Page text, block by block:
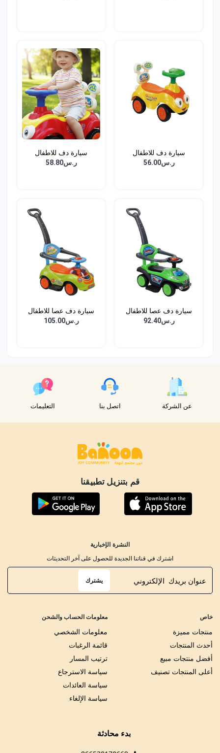
سيارة دف للاطفال
ر.س56.00
سيارة دف للاطفال
ر.س58.80
سيارة دف عصا للاطفال
ر.س92.40
سيارة دف عصا للاطفال
ر.س105.00
عن الشركة اتصل بنا التعليمات
قم بتنزيل تطبيقنا
خاص
منتجات مميزة
أحدث المنتجات
أفضل منتجات مبيع
أعلى المنتجات تصنيف
معلومات الحساب والشحن
معلومات الشخصي
قائمة الرغبات
ترتيب المسار
سياسة الاسترجاع
سياسة العائدات
سياسة الإلغاء
النشرة الإخبارية
اشترك في قناتنا الجديدة للحصول على آخر التحديثات
يشترك
بدء محادثة